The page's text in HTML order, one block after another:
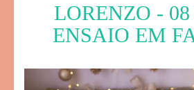
LORENZO -
ENSAIO EM